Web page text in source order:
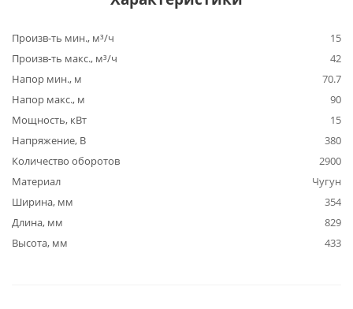
Произв-ть мин., м³/ч
15
Произв-ть макс., м³/ч
42
Напор мин., м
70.7
Напор макс., м
90
Мощность, кВт
15
Напряжение, В
380
Количество оборотов
2900
Материал
Чугун
Ширина, мм
354
Длина, мм
829
Высота, мм
433